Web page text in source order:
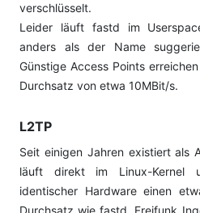
verschlüsselt.
Leider läuft fastd im
anders als der Name
Günstige Access Points
Durchsatz von etwa 10MBit/s.
L2TP
Seit einigen Jahren existiert als
läuft direkt im Linux-Kernel
identischer Hardware einen
Durchsatz wie fastd. Freifunk